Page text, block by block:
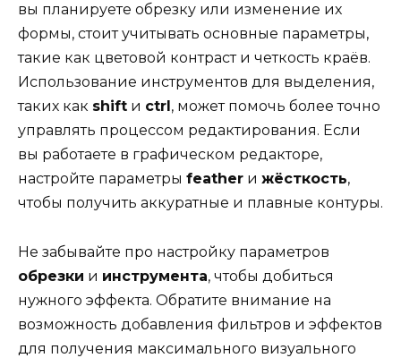
вы планируете обрезку или изменение их
формы, стоит учитывать основные параметры,
такие как цветовой контраст и четкость краёв.
Использование инструментов для выделения,
таких как shift и ctrl , может помочь более точно
управлять процессом редактирования. Если
вы работаете в графическом редакторе,
настройте параметры feather и жёсткость,
чтобы получить аккуратные и плавные контуры.
Не забывайте про настройку параметров
обрезки и инструмента, чтобы добиться
нужного эффекта. Обратите внимание на
возможность добавления фильтров и эффектов
для получения максимального визуального